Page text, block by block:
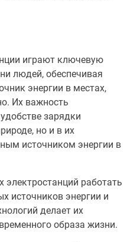
играют ключевую
людей, обеспечивая
энергии в местах,
Их важность
зарядки
но и в их
источником энергии в
электростанций работать
источников энергии и
делает их
образа жизни.